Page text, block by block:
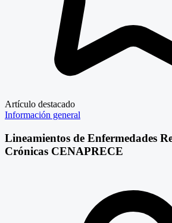
Artículo destacado
Información general
Lineamientos de Enfermedades
Crónicas CENAPRECE